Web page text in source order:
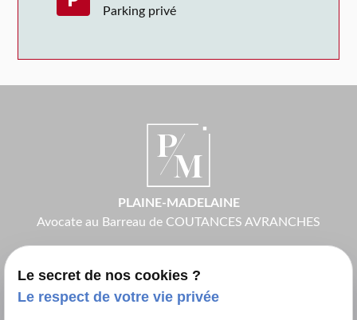
Parking privé
PLAINE-MADELAINE
Avocate au Barreau de COUTANCES AVRANCHES
Le secret de nos cookies ?
Le respect de votre vie privée